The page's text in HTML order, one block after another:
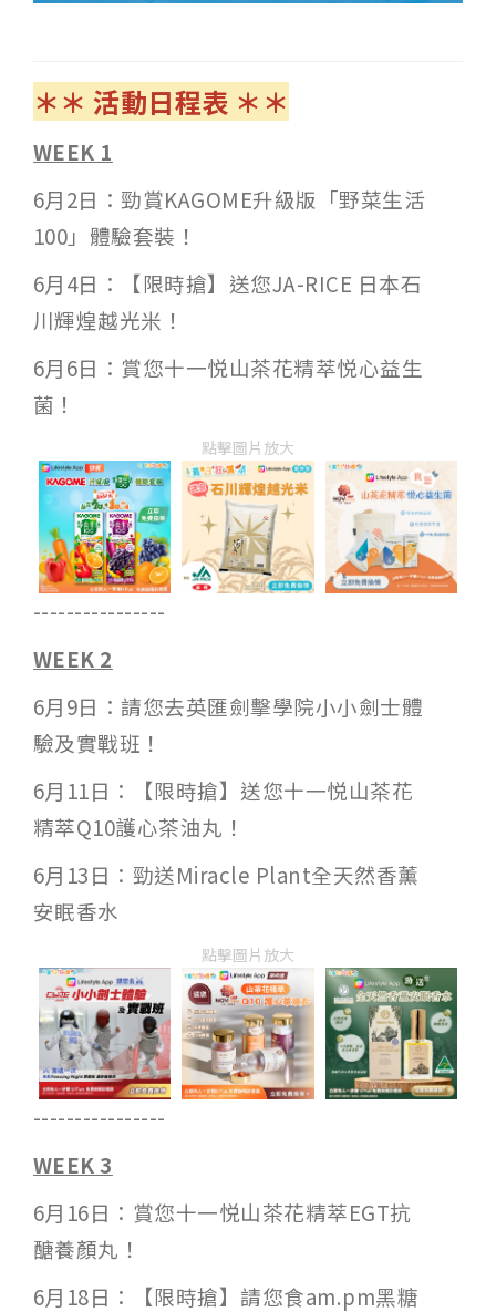
＊＊ 活動日程表 ＊＊
WEEK 1
6月2日：勁賞KAGOME升級版「野菜生活
100」體驗套裝！
6月4日：【限時搶】送您JA-RICE 日本石
川輝煌越光米！
6月6日：賞您十一悦山茶花精萃悦心益生
菌！
點擊圖片放大
----------------
WEEK 2
6月9日：請您去英匯劍擊學院小小劍士體
驗及實戰班！
6月11日：【限時搶】送您十一悦山茶花
精萃Q10護心茶油丸！
6月13日：勁送Miracle Plant全天然香薰
安眠香水
點擊圖片放大
----------------
WEEK 3
6月16日：賞您十一悦山茶花精萃EGT抗
醣養顏丸！
6月18日：【限時搶】請您食am.pm黑糖